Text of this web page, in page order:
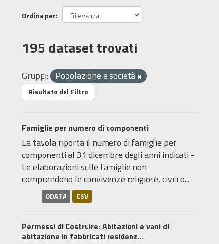
Ordina per
195 dataset trovati
Gruppi: Popolazione e società
Risultato del Filtro
Famiglie per numero di componenti
La tavola riporta il numero di famiglie per
componenti al 31 dicembre degli anni indicati -
Le elaborazioni sulle famiglie non
comprendono le convivenze religiose, civili o...
ODATA CSV
Permessi di Costruire: Abitazioni e vani di
abitazione in fabbricati residenz...